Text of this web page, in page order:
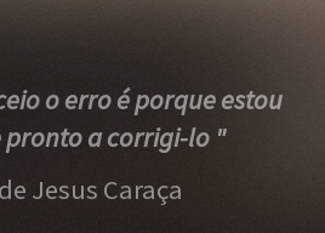
o erro é porque estou
pronto a corrigi-lo "
Jesus Caraça